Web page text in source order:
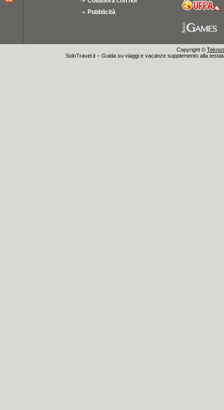
Pubblicità
Copyright ©
SoloTravel.it – Guida su viaggi e vacanze supplemento alla